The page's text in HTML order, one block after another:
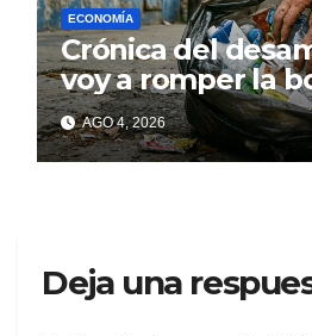
ECONOMÍA
Crónica del
voy a romper la
quédese
AGO 4, 2026
Deja una